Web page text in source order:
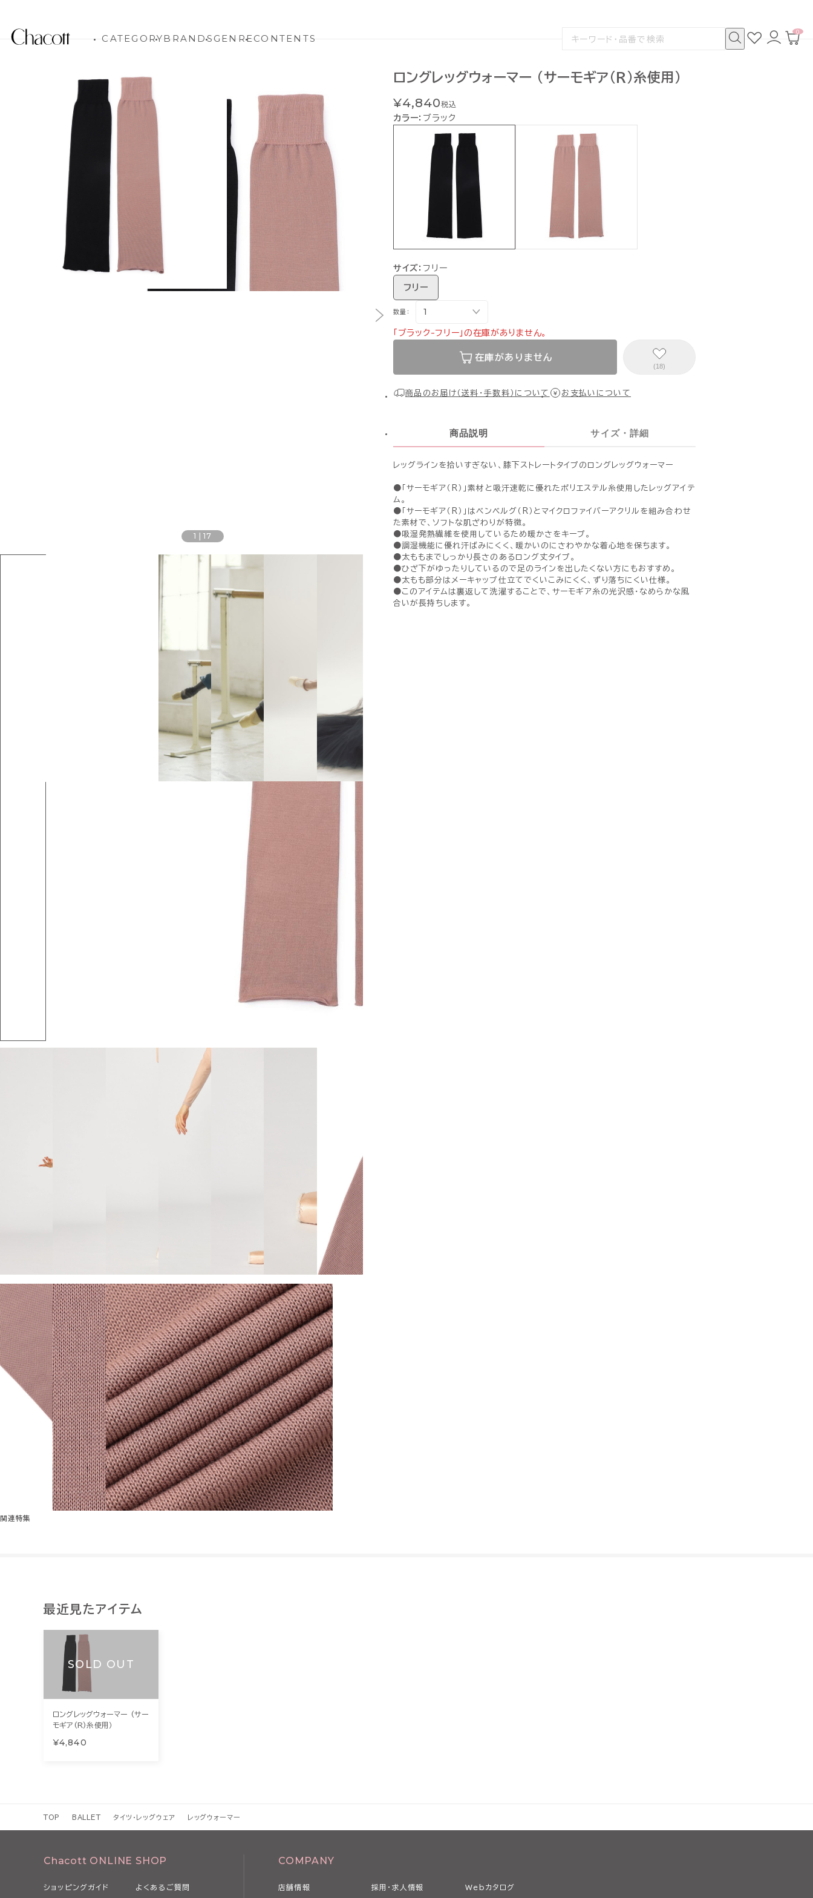
CATEGORYBRANDSGENRECONTENTS
検
お
気
ロ
グ
カ
0
1 |17
ロングレッグウォーマー (サーモギア(R)糸使用）
¥4,840税込
カラー： ブラック
サイズ：フリー
フリー
数量：
「ブラック-フリー」の在庫がありません。
在庫がありません
(18)
商品のお届け（送料・手数料）について お支払いについて
商品説明 サイズ・詳細
レッグラインを拾いすぎない、膝下ストレートタイプのロングレッグウォーマー
●「サーモギア（R）」素材と吸汗速乾に優れたポリエステル糸使用したレッグアイテ
ム。
●「サーモギア（R）」はベンベルグ（R）とマイクロファイバーアクリルを組み合わせ
た素材で、ソフトな肌ざわりが特徴。
●吸湿発熱繊維を使用しているため暖かさをキープ。
●調湿機能に優れ汗ばみにくく、暖かいのにさわやかな着心地を保ちます。
●太ももまでしっかり長さのあるロング丈タイプ。
●ひざ下がゆったりしているので足のラインを出したくない方にもおすすめ。
●太もも部分はメーキャップ仕立てでくいこみにくく、ずり落ちにくい仕様。
●このアイテムは裏返して洗濯することで、サーモギア糸の光沢感・なめらかな風
合いが長持ちします。
関連特集
最近見たアイテム
SOLD OUT
ロングレッグウォーマー (サー
モギア(R)糸使用）
¥4,840
TOP BALLET タイツ・レッグウェア レッグウォーマー
Chacott ONLINE SHOP
ショッピングガイド よくあるご質問
COMPANY
店舗情報 採用・求人情報 Webカタログ